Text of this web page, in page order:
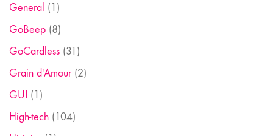
General (1)
GoBeep (8)
GoCardless (31)
Grain d'Amour(2)
GUI (1)
High-tech (104)